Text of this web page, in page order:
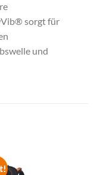
sorgt für
und